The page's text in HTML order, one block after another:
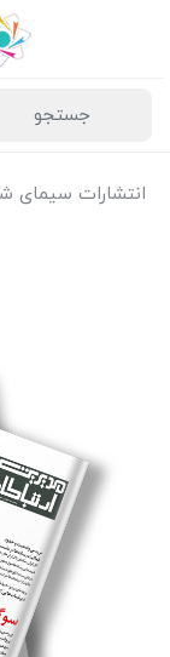
انتشارات سیمای